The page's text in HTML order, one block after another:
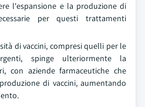
l'espansione e la produzione di
per questi trattamenti
di vaccini, compresi quelli per le
spinge ulteriormente la
con aziende farmaceutiche che
di vaccini, aumentando